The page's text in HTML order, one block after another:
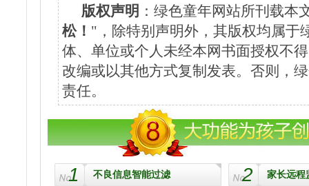
版权声明 ：绿色童年网站所刊载本
松！ "，除特别声明外，其版权均属于
体、单位或个人未经本网书面授权不
改编或以其他方式复制发表。否则，
责任。
1 不良信息智能过滤 2 家长远程